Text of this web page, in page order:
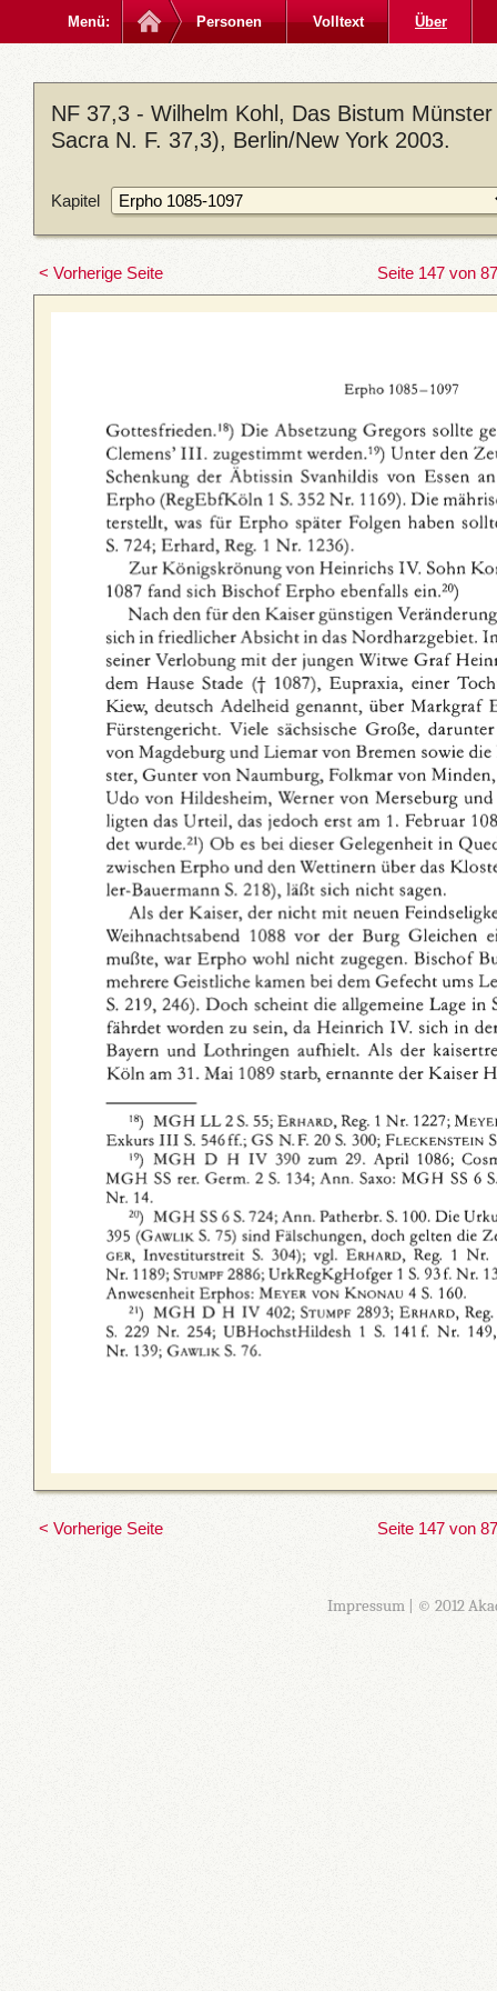
Menü: Personen Volltext Über
NF 37,3 - Wilhelm Kohl, Das Bistum
Sacra N. F. 37,3), Berlin/New York 2003.
Kapitel
< Vorherige Seite Seite 147 von
< Vorherige Seite Seite 147 von
Impressum| © 2012